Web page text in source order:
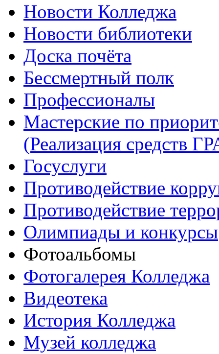
Новости Колледжа
Новости библиотеки
Доска почёта
Бессмертный полк
Профессионалы
Мастерские по
(Реализация средств
Госуслуги
Противодействие
Противодействие
Олимпиады и конкурсы
Фотоальбомы
Фотогалерея Колледжа
Видеотека
История Колледжа
Музей колледжа